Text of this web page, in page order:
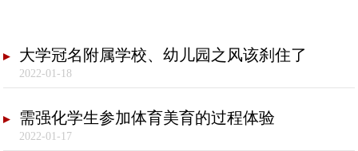
大学冠名附属学校、幼儿园之风该刹住了
2022-01-18
需强化学生参加体育美育的过程体验
2022-01-17